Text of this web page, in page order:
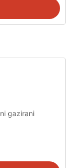
gazirani